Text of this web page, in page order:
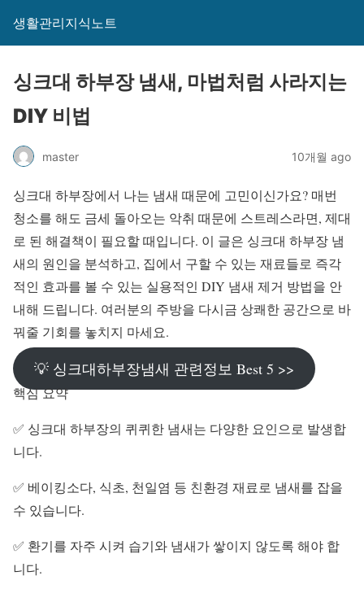
생활관리지식노트
싱크대 하부장 냄새, 마법처럼 사라지는
DIY 비법
master 10개월 ago
싱크대 하부장에서 나는 냄새 때문에 고민이신가요? 매번
청소를 해도 금세 돌아오는 악취 때문에 스트레스라면, 제대
로 된 해결책이 필요할 때입니다. 이 글은 싱크대 하부장 냄
새의 원인을 분석하고, 집에서 구할 수 있는 재료들로 즉각
적인 효과를 볼 수 있는 실용적인 DIY 냄새 제거 방법을 안
내해 드립니다. 여러분의 주방을 다시금 상쾌한 공간으로 바
꿔줄 기회를 놓치지 마세요.
💡 싱크대하부장냄새 관련정보 Best 5 >>
핵심 요약
✅ 싱크대 하부장의 퀴퀴한 냄새는 다양한 요인으로 발생합
니다.
✅ 베이킹소다, 식초, 천일염 등 친환경 재료로 냄새를 잡을
수 있습니다.
✅ 환기를 자주 시켜 습기와 냄새가 쌓이지 않도록 해야 합
니다.